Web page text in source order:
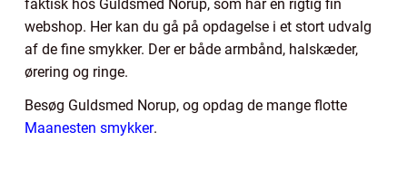
faktisk hos Guldsmed Norup, som har en rigtig fin
webshop. Her kan du gå på opdagelse i et stort udvalg
af de fine smykker. Der er både armbånd, halskæder,
ørering og ringe.
Besøg Guldsmed Norup, og opdag de mange flotte
Maanesten smykker.